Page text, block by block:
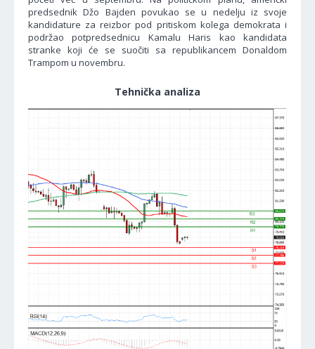
predsednik Džo Bajden povukao se u nedelju iz svoje
kandidature za reizbor pod pritiskom kolega demokrata i
podržao potpredsednicu Kamalu Haris kao kandidata
stranke koji će se suočiti sa republikancem Donaldom
Trampom u novembru.
Tehnička analiza